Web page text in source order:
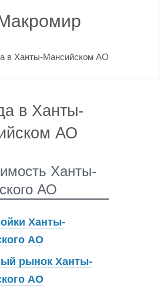
в Ханты-Мансийском АО
в Ханты-
АО
Ханты-
АО
Ханты-
АО
рынок Ханты-
АО